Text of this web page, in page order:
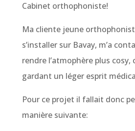
Cabinet orthophoniste!
Ma cliente jeune
s’installer sur Bavay, m’a
rendre l’atmophère plus
gardant un léger esprit
Pour ce projet il fallait donc
manière suivante: